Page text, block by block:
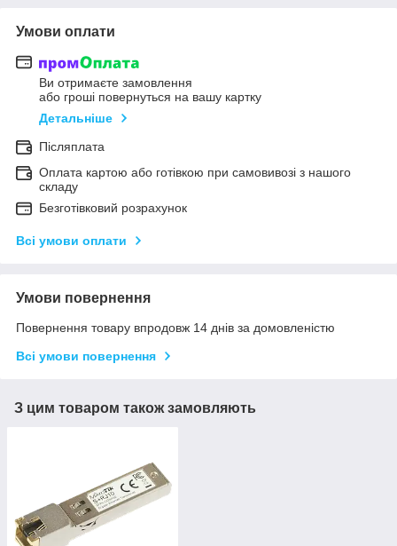
Умови оплати
Ви отримаєте замовлення
або гроші повернуться на вашу картку
Детальніше
Післяплата
Оплата картою або готівкою при самовивозі з нашого
складу
Безготівковий розрахунок
Всі умови оплати
Умови повернення
Повернення товару впродовж 14 днів за домовленістю
Всі умови повернення
З цим товаром також замовляють